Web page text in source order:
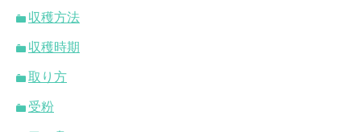
収穫方法
収穫時期
取り方
受粉